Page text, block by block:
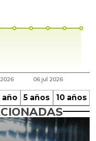
año 5 años 10 años